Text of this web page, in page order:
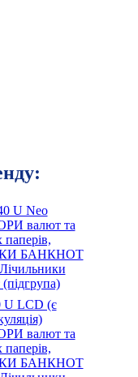
U Neo
валют та
паперів,
БАНКНОТ
Лічильники
U LCD (є
валют та
паперів,
БАНКНОТ